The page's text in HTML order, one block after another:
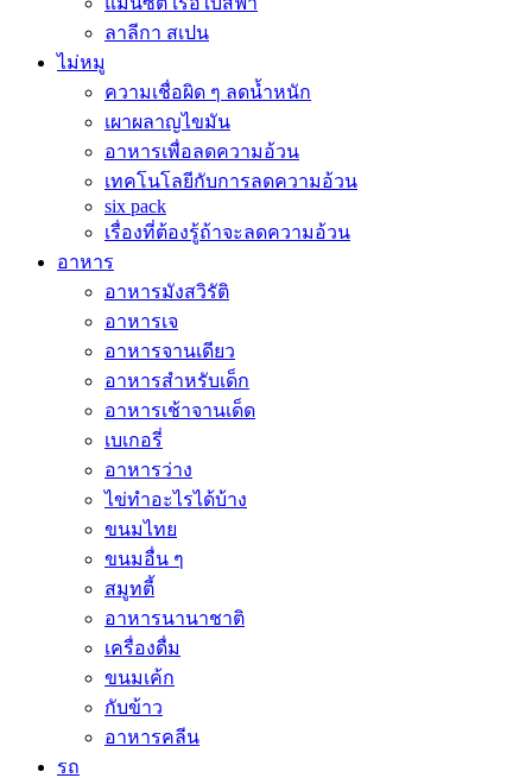
ลาลีกา สเปน
ไม่หมู
ความเชื่อผิด ๆ ลดน้ำหนัก
เผาผลาญไขมัน
อาหารเพื่อลดความอ้วน
เทคโนโลยีกับการลดความอ้วน
six pack
เรื่องที่ต้องรู้ถ้าจะลดความอ้วน
อาหาร
อาหารมังสวิรัติ
อาหารเจ
อาหารจานเดียว
อาหารสำหรับเด็ก
อาหารเช้าจานเด็ด
เบเกอรี่
อาหารว่าง
ไข่ทำอะไรได้บ้าง
ขนมไทย
ขนมอื่น ๆ
สมูทตี้
อาหารนานาชาติ
เครื่องดื่ม
ขนมเค้ก
กับข้าว
อาหารคลีน
รถ